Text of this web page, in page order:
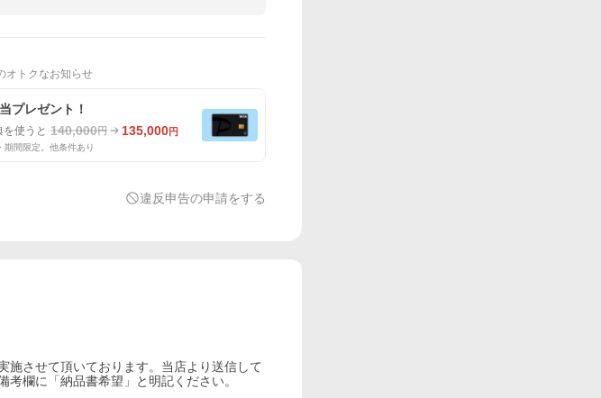
オトクなお知らせ
プレゼント！
使うと 140,000円 135,000円
期間限定。他条件あり
違反申告の申請をする
施させて頂いております。当店より送信して
欄に「納品書希望」と明記ください。